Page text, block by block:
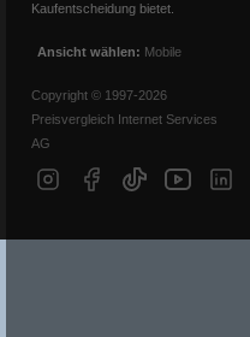
Kaufentscheidung bietet.
Ansicht wählen: Mobile
Copyright © 1997-2026
Preisvergleich Internet Services
AG